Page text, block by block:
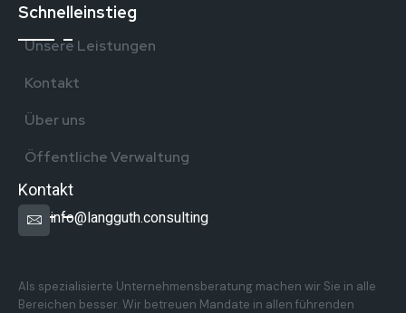
Schnelleinstieg
Unsere Leistungen
Kontakt
Über uns
Öffentliche Verwaltung
Kontakt
info@langguth.consulting
Als spezialisierte Unternehmensberatung machen wir Sie in alle
Bereichen besser. Wir betreuen Mandate in allen führenden